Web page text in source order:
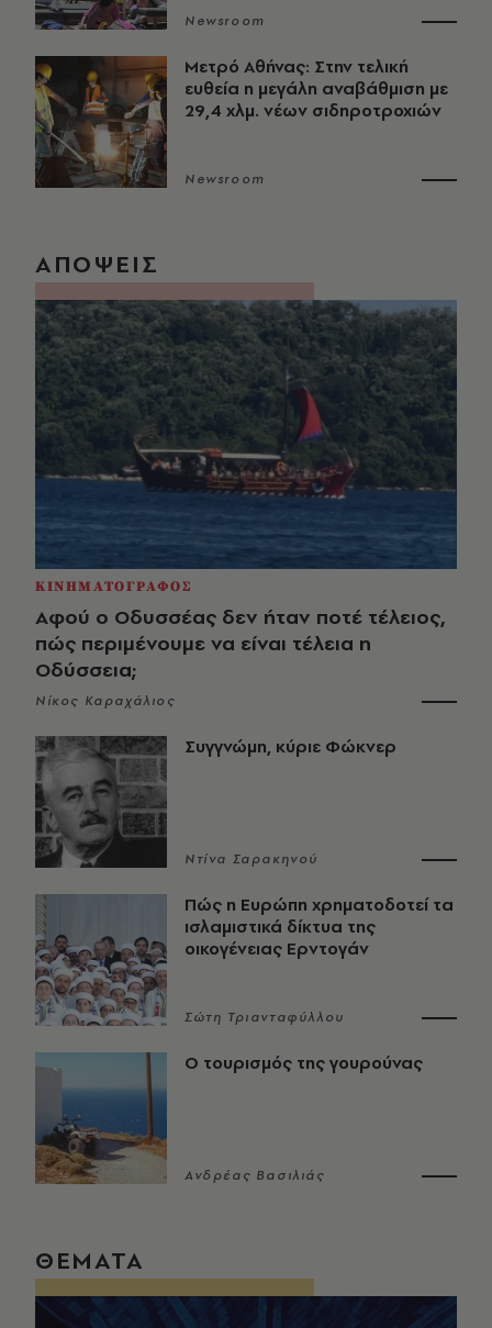
Newsroom
Μετρό Αθήνας: Στην τελική
ευθεία η μεγάλη αναβάθμιση με
29,4 χλμ. νέων σιδηροτροχιών
Newsroom
ΑΠΟΨΕΙΣ
ΚΙΝΗΜΑΤΟΓΡΑΦΟΣ
Αφού ο Οδυσσέας δεν ήταν ποτέ τέλειος,
πώς περιμένουμε να είναι τέλεια η
Οδύσσεια;
Νίκος Καραχάλιος
Συγγνώμη, κύριε Φώκνερ
Ντίνα Σαρακηνού
Πώς η Ευρώπη χρηματοδοτεί τα
ισλαμιστικά δίκτυα της
οικογένειας Ερντογάν
Σώτη Τριανταφύλλου
Ο τουρισμός της γουρούνας
Ανδρέας Βασιλιάς
ΘΕΜΑΤΑ